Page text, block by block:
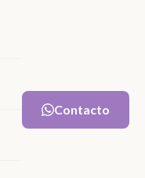
Contacto
Contacto